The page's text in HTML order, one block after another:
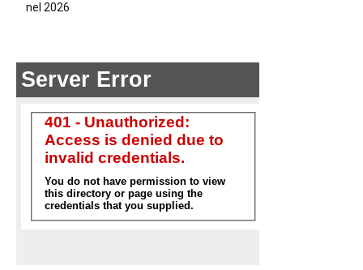
nel 2026